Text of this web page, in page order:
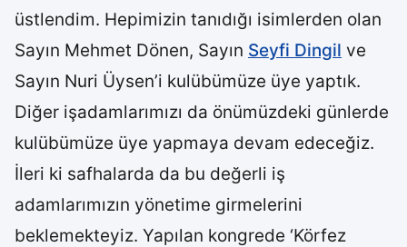
üstlendim. Hepimizin tanıdığı isimlerden olan
Sayın Mehmet Dönen, Sayın Seyfi Dingil ve
Sayın Nuri Üysen’i kulübümüze üye yaptık.
Diğer işadamlarımızı da önümüzdeki günlerde
kulübümüze üye yapmaya devam edeceğiz.
İleri ki safhalarda da bu değerli iş
adamlarımızın yönetime girmelerini
beklemekteyiz. Yapılan kongrede ‘Körfez